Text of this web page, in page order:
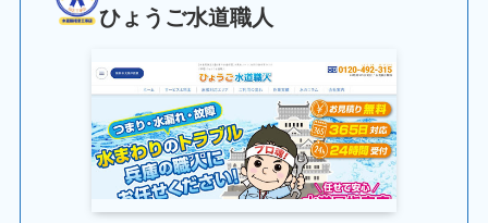
ひょうご水道職人